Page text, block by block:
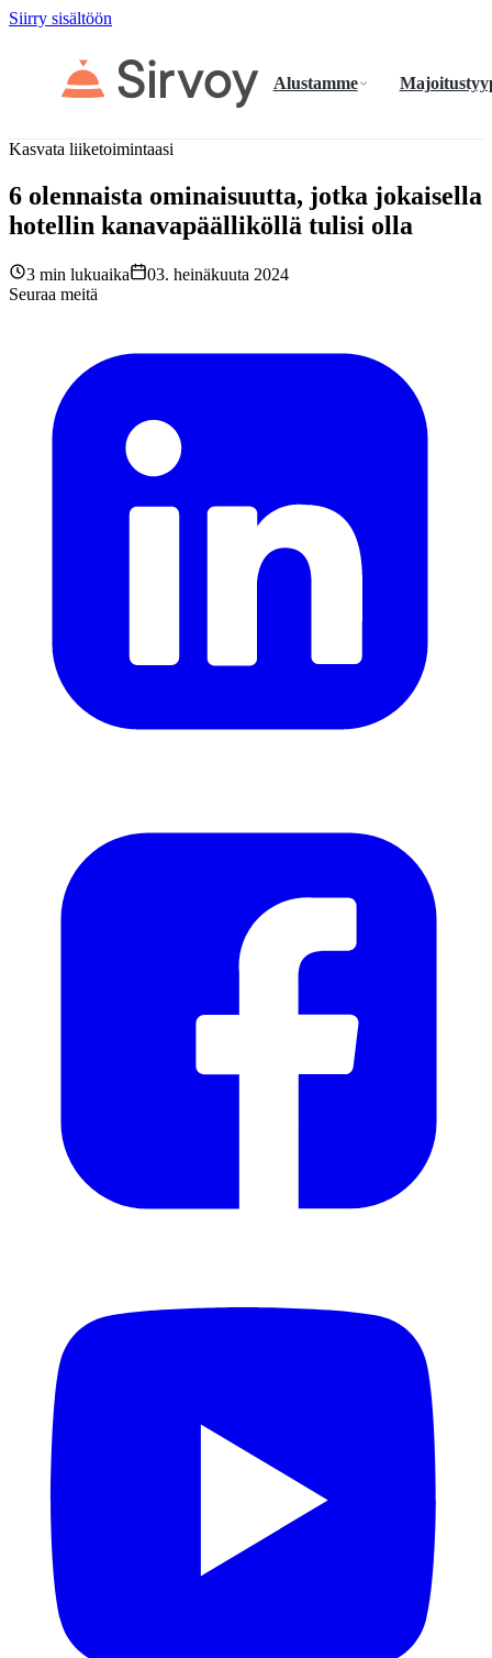
Siirry sisältöön
Alustamme
Kasvata liiketoimintaasi
6 olennaista ominaisuutta, jotka jokaisella
hotellin kanavapäälliköllä tulisi olla
3 min lukuaika
03. heinäkuuta 2024
Seuraa meitä